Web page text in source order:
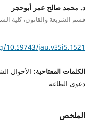
د. محمد صالح عمر أبوحجر
قسم الشريعة والقانون، كلية
10.59743/jau.v35i5.1521
الكلمات المفتاحية: الأحوال
دعوى الطاعة
الملخص